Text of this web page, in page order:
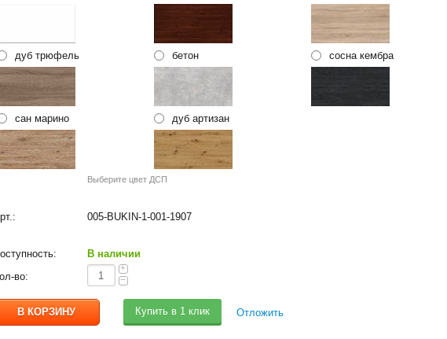
дуб трюфель бетон сосна кембра
сан марино дуб артизан
Выберите цвет ДСП
005-BUKIN-1-001-1907
В наличии
во:
+
−
Купить в 1 клик Отложить